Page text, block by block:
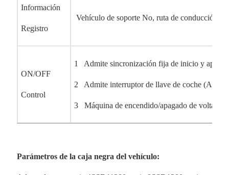
Información
Registro
Vehículo de soporte No, ruta de conducción,
ON/OFF
Control
1 Admite sincronización fija de inicio y
2 Admite interruptor de llave de coche (ACC)
3 Máquina de encendido/apagado de voltaje
Parámetros de la caja negra del vehículo: